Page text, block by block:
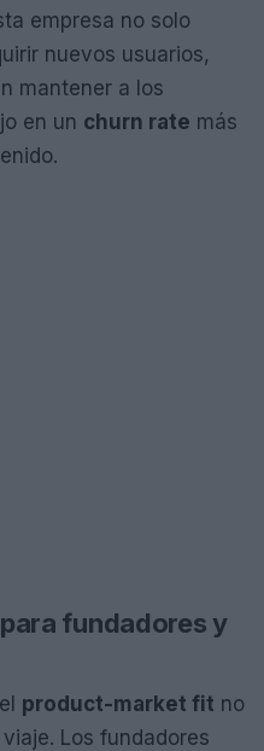
empresa no solo
nuevos usuarios,
mantener a los
en un churn rate más
fundadores y
product-market fit no
Los fundadores